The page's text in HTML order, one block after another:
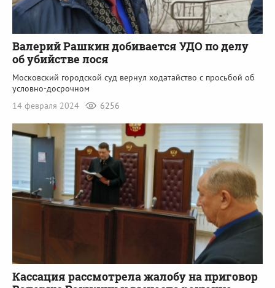
Валерий Рашкин добивается УДО по делу
об убийстве лося
Московский городской суд вернул ходатайство с просьбой об
условно-досрочном
14 февраля 2024
6256
Кассация рассмотрела жалобу на приговор